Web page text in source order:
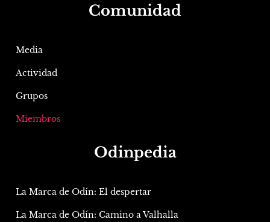
Comunidad
Media
Actividad
Grupos
Miembros
Odinpedia
La Marca de Odín: El despertar
La Marca de Odín: Camino a Valhalla